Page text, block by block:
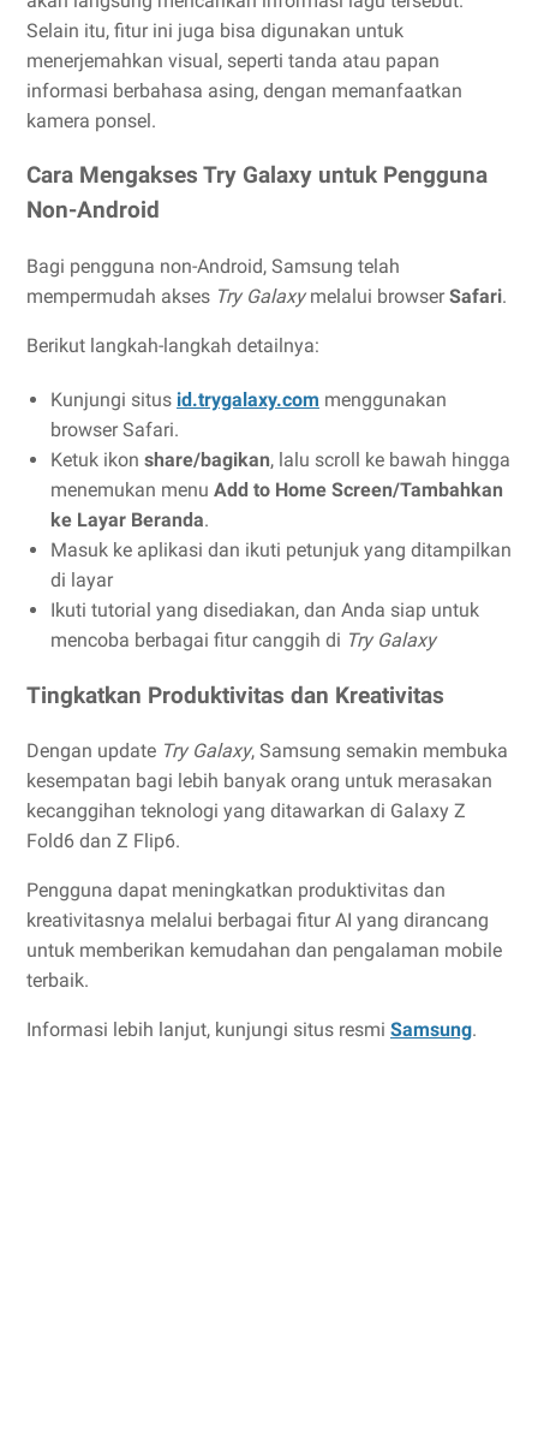
Selain itu, fitur ini juga bisa digunakan untuk
menerjemahkan visual, seperti tanda atau papan
informasi berbahasa asing, dengan memanfaatkan
kamera ponsel.
Cara Mengakses Try Galaxy untuk Pengguna
Non-Android
Bagi pengguna non-Android, Samsung telah
mempermudah akses Try Galaxymelalui browserSafari.
Berikut langkah-langkah detailnya:
Kunjungi situs id.trygalaxy.com menggunakan
browser Safari.
Ketuk ikon share/bagikan, lalu scroll ke bawah hingga
menemukan menu Add to Home Screen/Tambahkan
ke Layar Beranda.
Masuk ke aplikasi dan ikuti petunjuk yang ditampilkan
di layar
Ikuti tutorial yang disediakan, dan Anda siap untuk
mencoba berbagai fitur canggih di Try Galaxy
Tingkatkan Produktivitas dan Kreativitas
Dengan update Try Galaxy, Samsung semakin membuka
kesempatan bagi lebih banyak orang untuk merasakan
kecanggihan teknologi yang ditawarkan di Galaxy Z
Fold6 dan Z Flip6.
Pengguna dapat meningkatkan produktivitas dan
kreativitasnya melalui berbagai fitur AI yang dirancang
untuk memberikan kemudahan dan pengalaman mobile
terbaik.
Informasi lebih lanjut, kunjungi situs resmi Samsung.